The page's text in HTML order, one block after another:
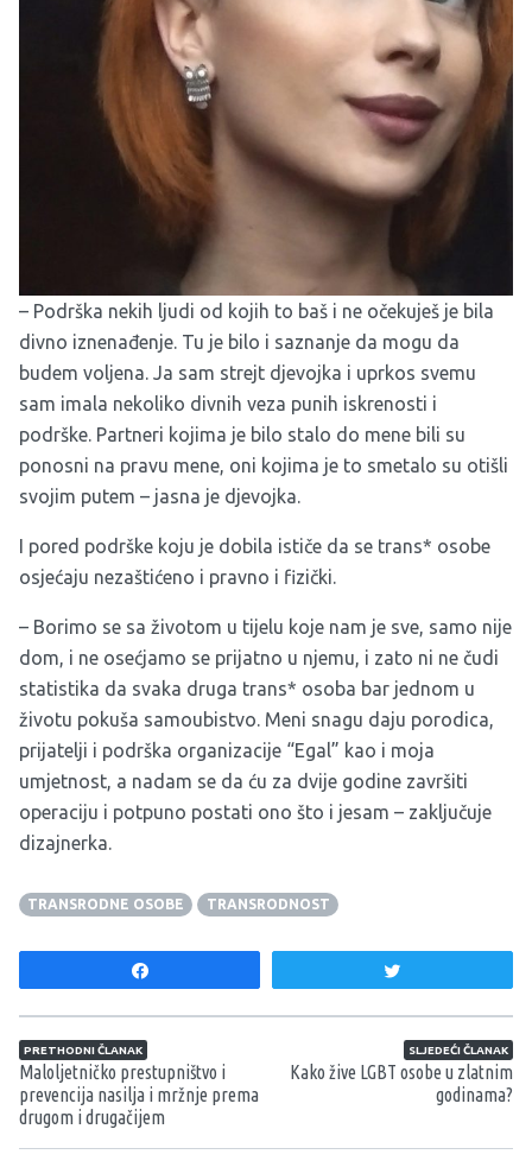
– Podrška nekih ljudi od kojih to baš i ne očekuješ je bila
divno iznenađenje. Tu je bilo i saznanje da mogu da
budem voljena. Ja sam strejt djevojka i uprkos svemu
sam imala nekoliko divnih veza punih iskrenosti i
podrške. Partneri kojima je bilo stalo do mene bili su
ponosni na pravu mene, oni kojima je to smetalo su otišli
svojim putem – jasna je djevojka.
I pored podrške koju je dobila ističe da se trans* osobe
osjećaju nezaštićeno i pravno i fizički.
– Borimo se sa životom u tijelu koje nam je sve, samo nije
dom, i ne osećjamo se prijatno u njemu, i zato ni ne čudi
statistika da svaka druga trans* osoba bar jednom u
životu pokuša samoubistvo. Meni snagu daju porodica,
prijatelji i podrška organizacije “Egal” kao i moja
umjetnost, a nadam se da ću za dvije godine završiti
operaciju i potpuno postati ono što i jesam – zaključuje
dizajnerka.
TRANSRODNE OSOBE TRANSRODNOST
Navigacija članaka
PRETHODNI ČLANAK
Maloljetničko prestupništvo i
prevencija nasilja i mržnje prema
drugom i drugačijem
SLJEDEĆI ČLANAK
Kako žive LGBT osobe u zlatnim
godinama?